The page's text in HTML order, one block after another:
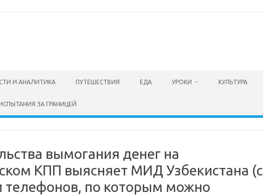
И АНАЛИТИКА ПУТЕШЕСТВИЯ ЕДА УРОКИ КУЛЬТУРА
ЗА ГРАНИЦЕЙ
вымогания денег на
КПП выясняет МИД Узбекистана (с
телефонов, по которым можно